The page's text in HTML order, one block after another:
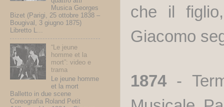
che il
Giacomo
1874 -
Musica Georges
Bizet (Parigi, 25 ottobre 1838 –
Bougival, 3 giugno 1875)
Libretto L...
“Le jeune
homme et la
mort”: video e
trama
Le jeune homme
et la mort
Balletto in due scene
Coreografia Roland Petit